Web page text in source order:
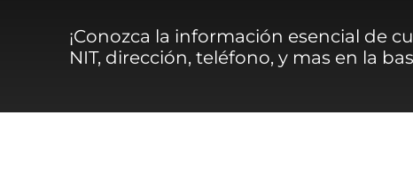
¡Conozca la información esencial de
NIT, dirección, teléfono, y mas en la